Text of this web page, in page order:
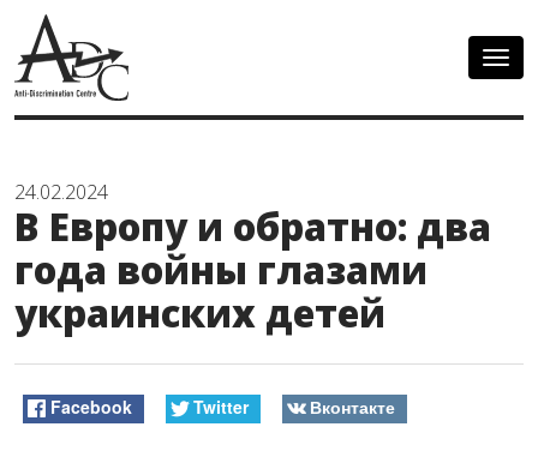
24.02.2024
В Европу и обратно: два
года войны глазами
украинских детей
Facebook Twitter Вконтакте